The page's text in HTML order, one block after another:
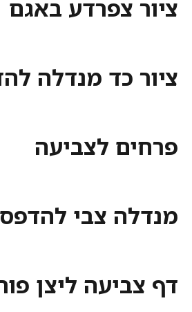
ציור צפרדע באגם
ציור כד מנדלה
פרחים לצביעה
מנדלה צבי
דף צביעה ליצן